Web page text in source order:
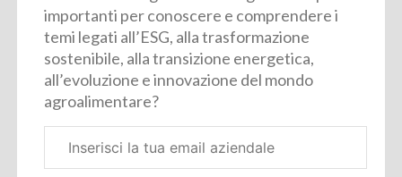
importanti per conoscere e comprendere i
temi legati all’ESG, alla trasformazione
sostenibile, alla transizione energetica,
all’evoluzione e innovazione del mondo
agroalimentare?
aziendale